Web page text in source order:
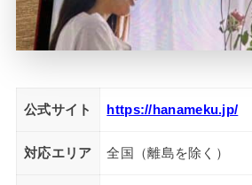
公式サイト https://hanameku.jp/
対応エリア 全国（離島を除く）